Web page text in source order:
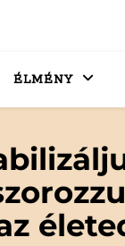
ÉLMÉNY